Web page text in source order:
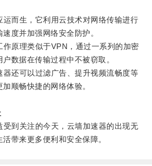
而生，它利用云技术对网络传输进行
度并加强网络安全防护。
原理类似于VPN，通过一系列的加密
数据在传输过程中不被窃取。
还可以过滤广告、提升视频流畅度等
顺畅快捷的网络体验。
到关注的今天，云墙加速器的出现无
带来更多便利和安全保障。